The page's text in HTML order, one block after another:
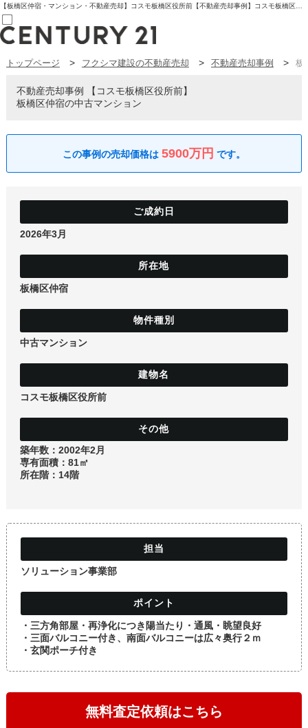
売買部
賃貸部
03-6912-3505
新規会員登録
物件閲覧履歴
購入TOP
学区から探す
町名から探す
新築戸建て
中古戸建て
トップページ フクシマ建設の不動産売却 不動産売却事例 板
不動産売却事例
コスモ板橋区役所前
板橋区仲宿の中古マンション
5900万円
2026年3月
板橋区仲宿
中古マンション
コスモ板橋区役所前
築年数：2002年2月
専有面積：81㎡
所在階：14階
ソリューション事業部
・三方角部屋・再浄化につき陽当たり・通風・眺望良好
・三面バルコニー付き、南面バルコニーは広々奥行２ｍ
・玄関ポーチ付き
無料査定依頼はこちら